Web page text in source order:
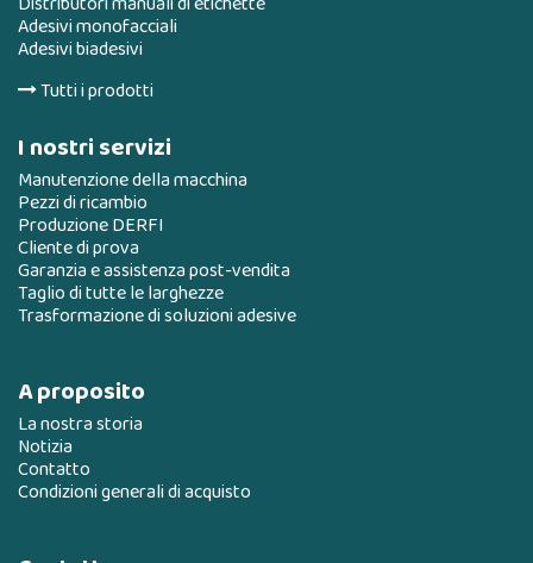
Adesivi monofacciali
Adesivi biadesivi
Tutti i prodotti
I nostri servizi
Manutenzione della macchina
Pezzi di ricambio
Produzione DERFI
Cliente di prova
Garanzia e assistenza post-vendita
Taglio di tutte le larghezze
Trasformazione di soluzioni adesive
A proposito
La nostra storia
Notizia
Contatto
Condizioni generali di acquisto